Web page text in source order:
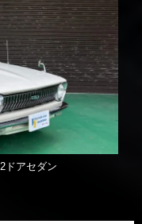
アセダン